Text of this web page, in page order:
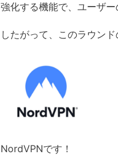
強化する機能で、ユーザー
したがって、このラウン
NordVPNです！